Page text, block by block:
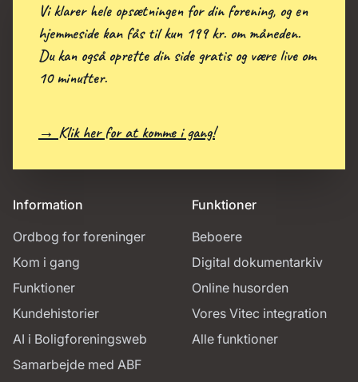
Information
Ordbog for foreninger
Kom i gang
Funktioner
Kundehistorier
AI i Boligforeningsweb
Samarbejde med ABF
Funktioner
Beboere
Digital dokumentarkiv
Online husorden
Vores Vitec integration
Alle funktioner
Vi klarer hele opsætningen for din forening, og en
hjemmeside kan fås til kun 199 kr. om måneden.
Du kan også oprette din side gratis og være live om
10 minutter.
→ Klik her for at komme i gang!